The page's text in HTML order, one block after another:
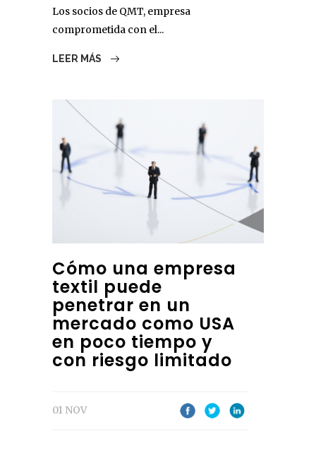
Los socios de QMT, empresa
comprometida con el...
LEER MÁS
Cómo una empresa
textil puede
penetrar en un
mercado como USA
en poco tiempo y
con riesgo limitado
01 NOV